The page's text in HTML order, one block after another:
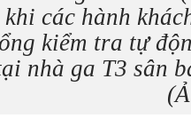
khi các hành
kiểm tra tự
nhà ga T3 sân